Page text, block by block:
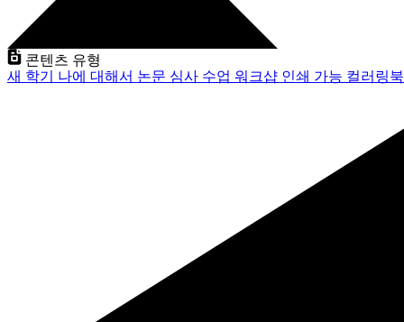
콘텐츠 유형
새 학기 나에 대해서 논문 심사 수업 워크샵 인쇄 가능 컬러링북